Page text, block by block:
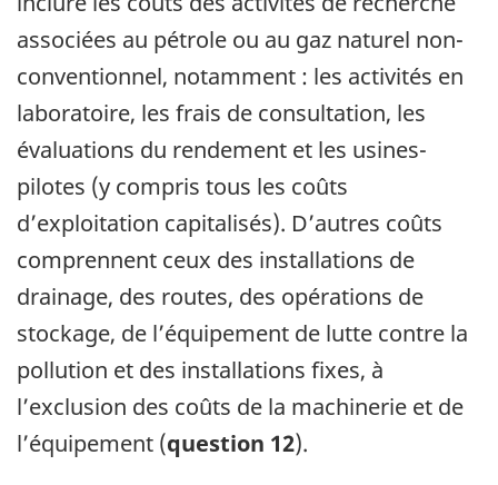
associées au pétrole ou au gaz naturel non-
conventionnel, notamment : les activités en
laboratoire, les frais de consultation, les
évaluations du rendement et les usines-
pilotes (y compris tous les coûts
d’exploitation capitalisés). D’autres coûts
comprennent ceux des installations de
drainage, des routes, des opérations de
stockage, de l’équipement de lutte contre la
pollution et des installations fixes, à
l’exclusion des coûts de la machinerie et de
l’équipement (question 12).